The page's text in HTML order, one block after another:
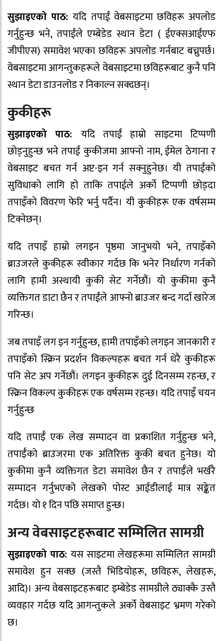
सुझाइएको पाठ:यदि तपाईं वेबसाइटमा छविहरू अपलोड
गर्नुहुन्छ भने, तपाईंले एम्बेडेड स्थान डेटा ( ईएक्सआईएफ
जीपीएस) समावेश भएका छविहरू अपलोड गर्नबाट बच्नुपर्छ।
वेबसाइटमा आगन्तुकहरूले वेबसाइटमा छविहरूबाट कुनै पनि
स्थान डेटा डाउनलोड र निकाल्न सक्दछन्।
कुकीहरू
सुझाइएको पाठ: यदि तपाईं हाम्रो साइटमा टिप्पणी
छोड्नुहुन्छ भने तपाईं कुकीजमा आफ्नो नाम, ईमेल ठेगाना र
वेबसाइट बचत गर्न अप्ट-इन गर्न सक्नुहुनेछ। यी तपाईंको
सुविधाको लागि हो ताकि तपाईले अर्को टिप्पणी छोड्दा
तपाइँको विवरण फेरि भर्नु पर्दैन। यी कुकीहरू एक वर्षसम्म
टिक्नेछन्।
यदि तपाइँ हाम्रो लगइन पृष्ठमा जानुभयो भने, तपाइँको
ब्राउजरले कुकीहरू स्वीकार गर्दछ कि भनेर निर्धारण गर्नको
लागि हामी अस्थायी कुकी सेट गर्नेछौं। यो कुकीमा कुनै
व्यक्तिगत डाटा छैन र तपाईंले आफ्नो ब्राउजर बन्द गर्दा खारेज
गरिन्छ।
जब तपाइँ लग इन गर्नुहुन्छ, हामी तपाइँको लगइन जानकारी र
तपाइँको स्क्रिन प्रदर्शन विकल्पहरू बचत गर्न धेरै कुकीहरू
पनि सेट अप गर्नेछौं। लगइन कुकीहरू दुई दिनसम्म रहन्छ, र
स्क्रिन विकल्प कुकीहरू एक वर्षसम्म रहन्छ। यदि तपाइँ चयन
गर्नुहुन्छ
यदि तपाईँ एक लेख सम्पादन वा प्रकाशित गर्नुहुन्छ भने,
तपाईँको ब्राउजरमा एक अतिरिक्त कुकी बचत हुनेछ। यो
कुकीमा कुनै व्यक्तिगत डेटा समावेश छैन र तपाईँले भर्खरै
सम्पादन गर्नुभएको लेखको पोस्ट आईडीलाई मात्र सङ्केत
गर्दछ। यो १ दिन पछि समाप्त हुन्छ।
अन्य वेबसाइटहरूबाट सम्मिलित सामग्री
सुझाइएको पाठ: यस साइटमा लेखहरूमा सम्मिलित सामग्री
समावेश हुन सक्छ (जस्तै भिडियोहरू, छविहरू, लेखहरू,
आदि)। अन्य वेबसाइटहरूबाट इम्बेडेड सामग्रीले ठ्याक्कै उस्तै
व्यवहार गर्दछ यदि आगन्तुकले अर्को वेबसाइट भ्रमण गरेको
छ।